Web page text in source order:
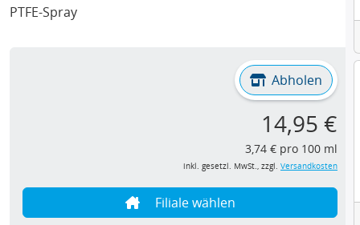
PTFE-Spray
Abholen
14,95 €
3,74 € pro 100 ml
inkl. gesetzl. MwSt., zzgl. Versandkosten
Filiale wählen